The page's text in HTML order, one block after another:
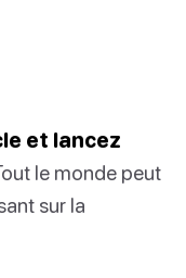
et lancez
le monde peut
sur la